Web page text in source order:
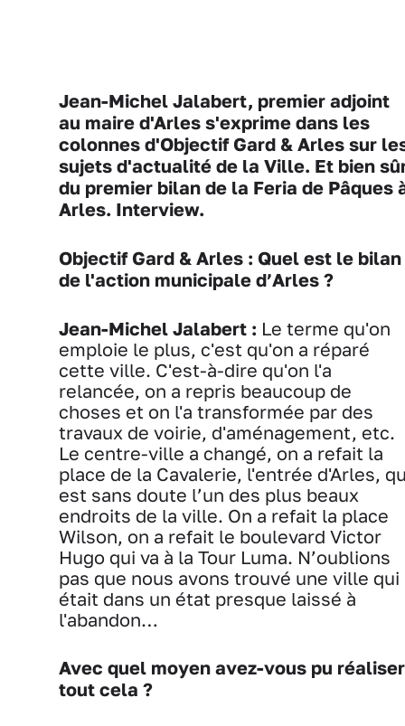
Jean-Michel Jalabert, premier adjoint
au maire d'Arles s'exprime dans les
colonnes d'Objectif Gard & Arles sur
sujets d'actualité de la Ville. Et bien
du premier bilan de la Feria de Pâques
Arles. Interview.
Objectif Gard & Arles : Quel est le bilan
de l'action municipale d’Arles ?
Jean-Michel Jalabert : Le terme qu'on
emploie le plus, c'est qu'on a réparé
cette ville. C'est-à-dire qu'on l'a
relancée, on a repris beaucoup de
choses et on l'a transformée par des
travaux de voirie, d'aménagement, etc.
Le centre-ville a changé, on a refait la
place de la Cavalerie, l'entrée d'Arles,
est sans doute l’un des plus beaux
endroits de la ville. On a refait la place
Wilson, on a refait le boulevard Victor
Hugo qui va à la Tour Luma. N’oublions
pas que nous avons trouvé une ville qui
était dans un état presque laissé à
l'abandon…
Avec quel moyen avez-vous pu réaliser
tout cela ?